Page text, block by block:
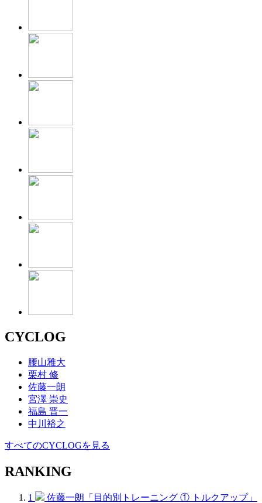
CYCLOG
腰山雅大
栗村 修
佐藤一朗
宮澤 崇史
福島 晋一
中川裕之
すべてのCYCLOGを見る
RANKING
1
佐藤一朗「目的別トレーニング ① トルクアップ」